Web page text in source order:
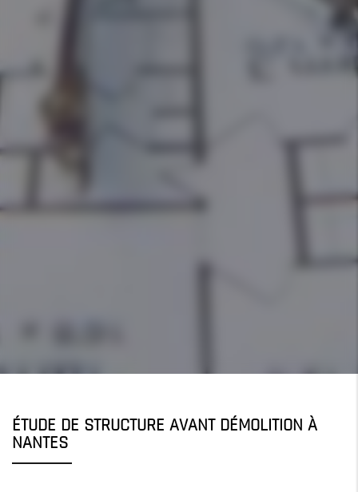
ÉTUDE DE STRUCTURE AVANT DÉMOLITION À
NANTES